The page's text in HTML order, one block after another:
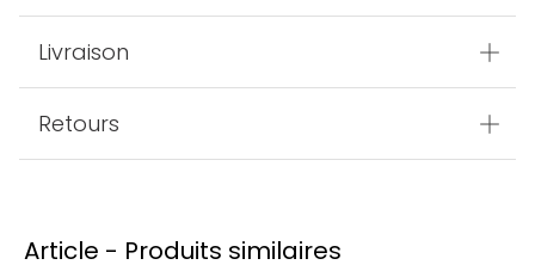
Livraison
Retours
Article - Produits similaires